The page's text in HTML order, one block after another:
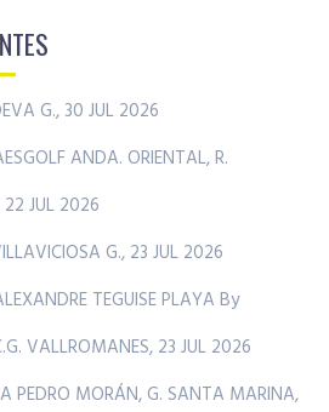
G., 30 JUL 2026
ANDA. ORIENTAL, R.
22 JUL 2026
G., 23 JUL 2026
TEGUISE PLAYA By
VALLROMANES, 23 JUL 2026
PEDRO MORÁN, G. SANTA MARINA,